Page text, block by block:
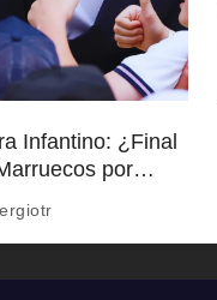
Infantino: ¿Final
por